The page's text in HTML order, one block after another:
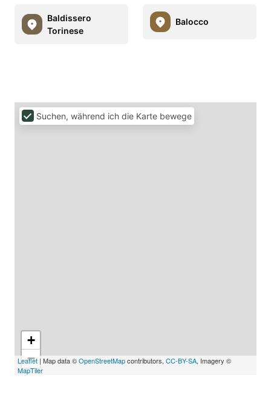
Baldissero
Torinese
Balocco
+
−
Leaflet | Map data ©OpenStreetMapcontributors, CC-BY-SA, Imagery ©
MapTiler
Suchen, während ich die Karte bewege